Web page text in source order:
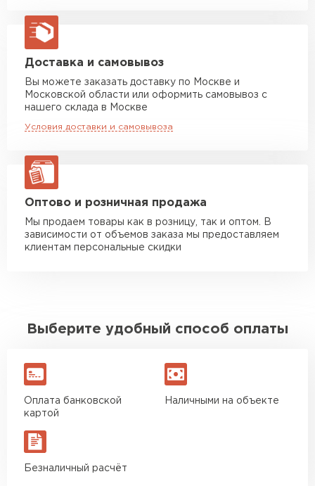
Машина до 20 тн до 80 м3
макс. длина груза 13,5 м
Манипулятор до 5 тн
Манипулятор до 10 тн
макс. длина груза 8 м
макс. длина груза 13,5 м
ЗАКАЗАТЬ С ДОСТАВКОЙ
Доставка и самовывоз
Вы можете заказать доставку по Москве и
Московской области или оформить самовывоз с
нашего склада в Москве
Условия доставки и самовывоза
Оптово и розничная продажа
Мы продаем товары как в розницу, так и оптом. В
зависимости от объемов заказа мы предоставляем
клиентам персональные скидки
Выберите удобный способ оплаты
Оплата банковской
картой
Наличными на объекте
Безналичный расчёт